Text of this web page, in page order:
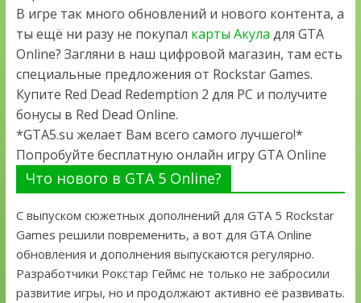
В игре так много обновлений и нового контента, а
ты ещё ни разу не покупал карты Акула для GTA
Online? Загляни в наш цифровой магазин, там есть
специальные предложения от Rockstar Games.
Купите Red Dead Redemption 2 для PC и получите
бонусы в Red Dead Online.
*GTA5.su желает Вам всего самого лучшего!*
Попробуйте бесплатную онлайн игру GTA Online
Что нового в GTA 5 Online?
С выпуском сюжетных дополнений для GTA 5 Rockstar
Games решили повременить, а вот для GTA Online
обновления и дополнения выпускаются регулярно.
Разработчики Рокстар Геймс не только не забросили
развитие игры, но и продолжают активно её развивать.